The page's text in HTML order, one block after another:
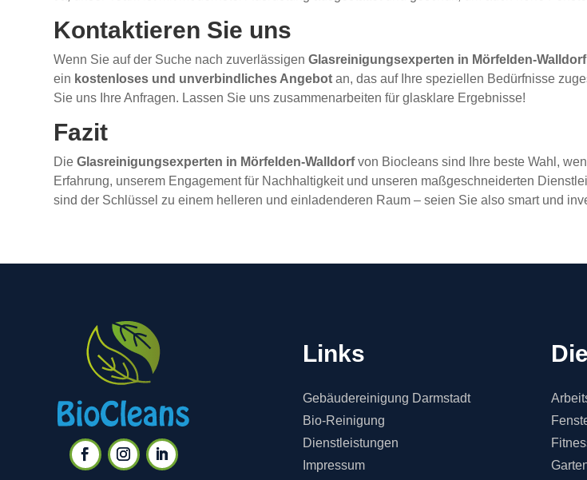
Kontaktieren Sie uns
Wenn Sie auf der Suche nach zuverlässigenGlasreinigungsexperten in Mörfelden-Walldorf
ein kostenloses und unverbindliches Angebot an, das auf Ihre speziellen Bedürfnisse
Sie uns Ihre Anfragen. Lassen Sie uns zusammenarbeiten für glasklare Ergebnisse!
Fazit
DieGlasreinigungsexperten in Mörfelden-Walldorfvon Biocleans sind Ihre beste Wahl,
Erfahrung, unserem Engagement für Nachhaltigkeit und unseren maßgeschneiderten
sind der Schlüssel zu einem helleren und einladenderen Raum – seien Sie also smart und
Links
Gebäudereinigung Darmstadt
Bio-Reinigung
Dienstleistungen
Impressum